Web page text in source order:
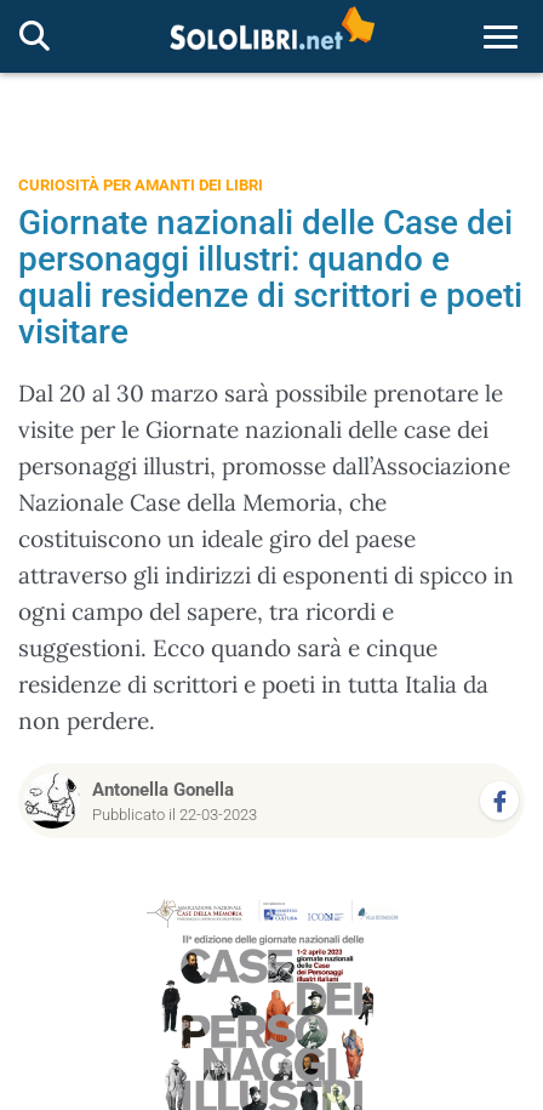
CURIOSITÀ PER AMANTI DEI LIBRI
Giornate nazionali delle Case dei
personaggi illustri: quando e
quali residenze di scrittori e poeti
visitare
Dal 20 al 30 marzo sarà possibile prenotare le
visite per le Giornate nazionali delle case dei
personaggi illustri, promosse dall’Associazione
Nazionale Case della Memoria, che
costituiscono un ideale giro del paese
attraverso gli indirizzi di esponenti di spicco in
ogni campo del sapere, tra ricordi e
suggestioni. Ecco quando sarà e cinque
residenze di scrittori e poeti in tutta Italia da
non perdere.
Antonella Gonella
Pubblicato il 22-03-2023